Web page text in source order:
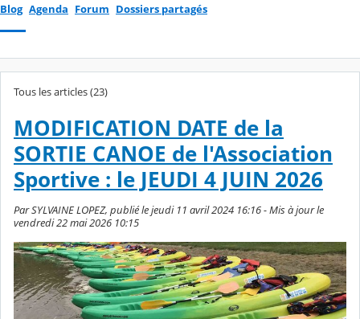
Blog Agenda Forum Dossiers partagés
Tous les articles (23)
MODIFICATION DATE de la
SORTIE CANOE de l'Association
Sportive : le JEUDI 4 JUIN 2026
Par SYLVAINE LOPEZ, publié le jeudi 11 avril 2024 16:16 - Mis à jour le
vendredi 22 mai 2026 10:15